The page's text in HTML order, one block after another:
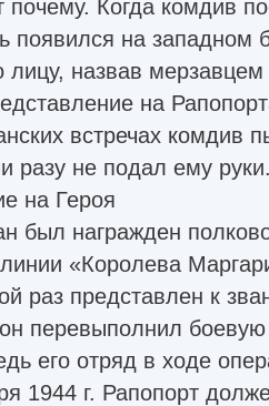
почему. Когда комдив
появился на западном
лицу, назвав
на
встречах комдив
разу не подал ему
на Героя
был награжден
«Королева
раз представлен к
перевыполнил
его отряд в ходе
1944 г. Рапопорт